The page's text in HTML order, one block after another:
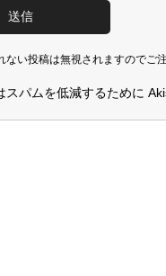
ない投稿は無視されますのでご
スパムを低減するために